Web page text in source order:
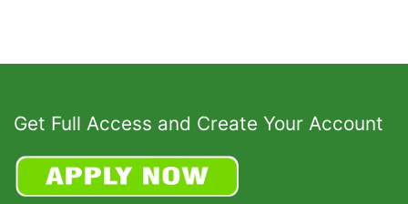
Get Full Access and Create Your Account